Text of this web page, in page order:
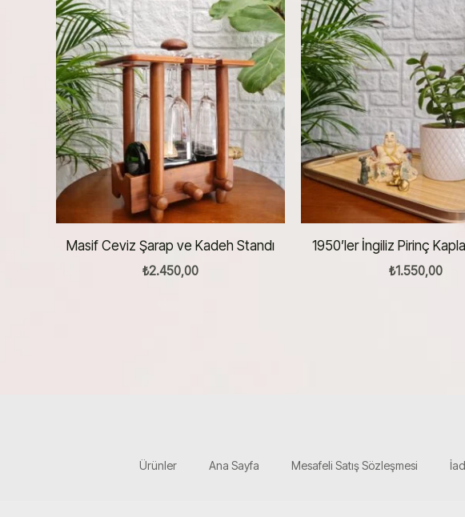
Masif Ceviz Şarap ve Kadeh Standı
₺2.450,00
1950’ler İngiliz Pirinç
₺1.550,00
Ürünler Ana Sayfa Mesafeli Satış Sözleşmesi